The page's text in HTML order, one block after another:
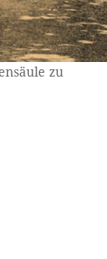
zu